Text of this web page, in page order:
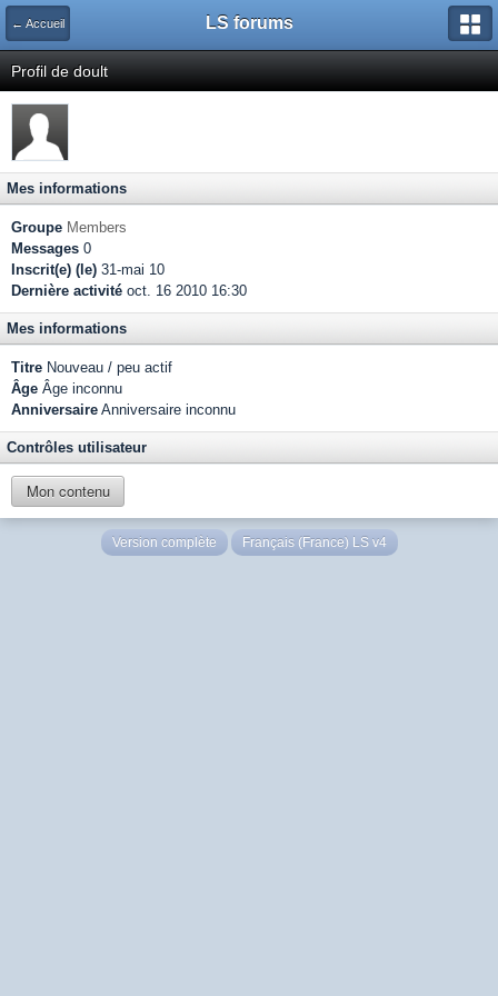
← Accueil LS forums
Profil de doult
Mes informations
Groupe Members
Messages 0
Inscrit(e) (le) 31-mai 10
Dernière activité oct. 16 2010 16:30
Mes informations
Titre Nouveau / peu actif
Âge Âge inconnu
Anniversaire Anniversaire inconnu
Contrôles utilisateur
Mon contenu
Version complète Français (France) LS v4